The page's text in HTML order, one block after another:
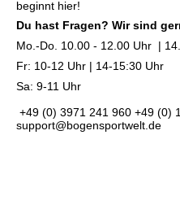
beginnt hier!
Du hast Fragen? Wir sind
Mo.-Do. 10.00 - 12.00 Uhr |
Fr: 10-12 Uhr | 14-15:30 Uhr
Sa: 9-11 Uhr
+49 (0) 3971 241 960 +49 (0)
support@bogensportwelt.de